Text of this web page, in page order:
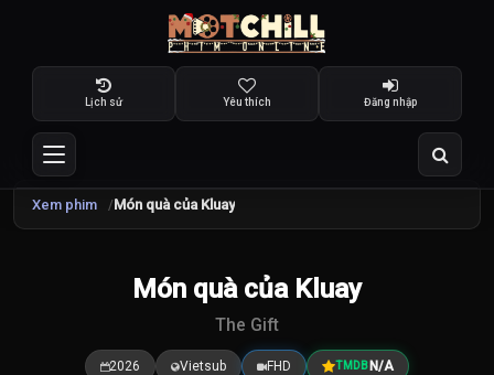
Lịch sử Yêu thích Đăng nhập
Xem phim Món quà của Kluay
7.5
Món quà của Kluay
The Gift
2026 Vietsub FHD TMDB N/A